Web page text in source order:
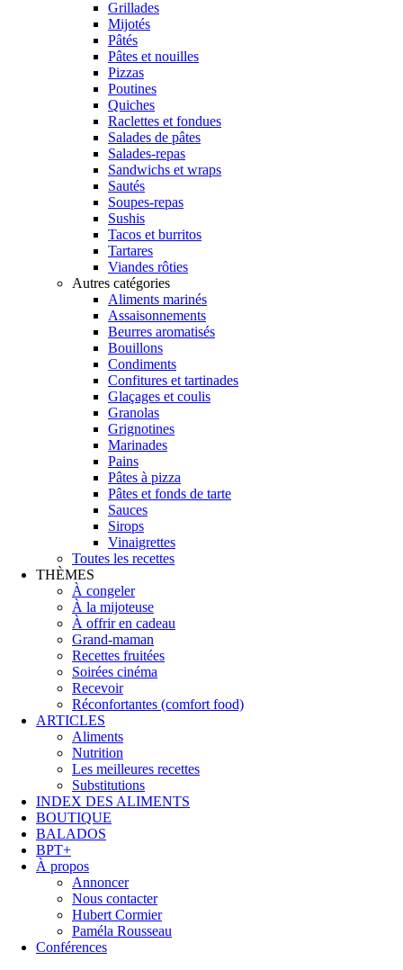
Grillades
Mijotés
Pâtés
Pâtes et nouilles
Pizzas
Poutines
Quiches
Raclettes et fondues
Salades de pâtes
Salades-repas
Sandwichs et wraps
Sautés
Soupes-repas
Sushis
Tacos et burritos
Tartares
Viandes rôties
Autres catégories
Aliments marinés
Assaisonnements
Beurres aromatisés
Bouillons
Condiments
Confitures et tartinades
Glaçages et coulis
Granolas
Grignotines
Marinades
Pains
Pâtes à pizza
Pâtes et fonds de tarte
Sauces
Sirops
Vinaigrettes
Toutes les recettes
THÈMES
À congeler
À la mijoteuse
À offrir en cadeau
Grand-maman
Recettes fruitées
Soirées cinéma
Recevoir
Réconfortantes (comfort food)
ARTICLES
Aliments
Nutrition
Les meilleures recettes
Substitutions
INDEX DES ALIMENTS
BOUTIQUE
BALADOS
BPT+
À propos
Annoncer
Nous contacter
Hubert Cormier
Paméla Rousseau
Conférences